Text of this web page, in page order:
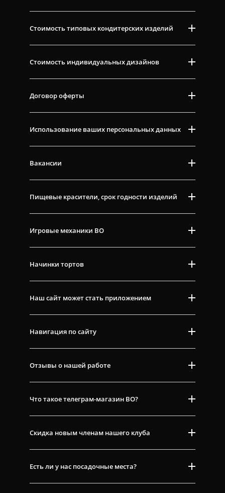
Стоимость типовых кондитерских изделий
Стоимость индивидуальных дизайнов
Договор оферты
Использование ваших персональных данных
Вакансии
Пищевые красители, срок годности изделий
Игровые механики ВО
Начинки тортов
Наш сайт может стать приложением
Навигация по сайту
Отзывы о нашей работе
Что такое телеграм-магазин ВО?
Скидка новым членам нашего клуба
Есть ли у нас посадочные места?